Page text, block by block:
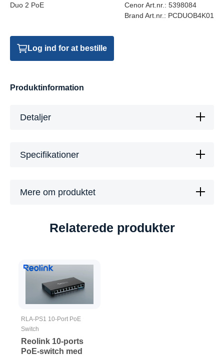
Duo 2 PoE Cenor Art.nr.: 5398084
Brand Art.nr.: PCDUOB4K01
Log ind for at bestille
Produktinformation
Detaljer
Specifikationer
Mere om produktet
Relaterede produkter
RLA-PS1 10-Port PoE
Switch
Reolink 10-ports
PoE-switch med